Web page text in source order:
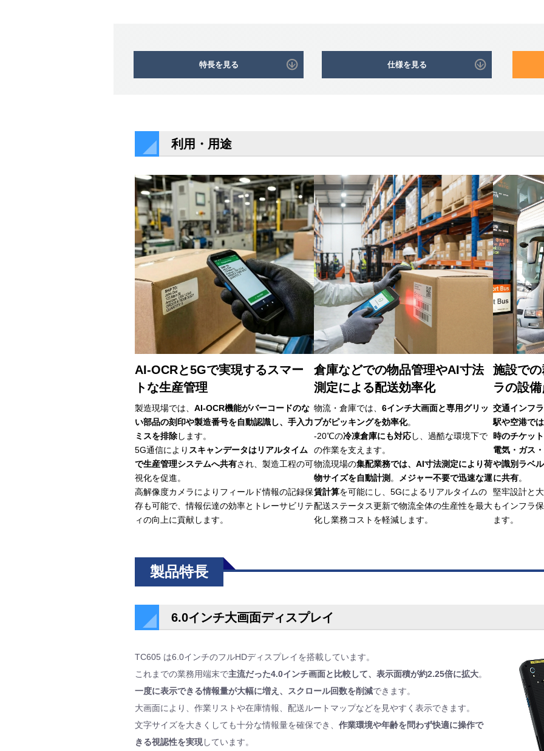
特長を見る 仕様を見る
利用・用途
AI-OCRと5Gで実現するスマー
トな生産管理
製造現場では、 AI-OCR機能がバーコードのな
い部品の刻印や製造番号を自動認識し、手入力
ミスを排除します。
5G通信により スキャンデータはリアルタイム
で生産管理システムへ共有され、製造工程の可
視化を促進。
高解像度カメラによりフィールド情報の記録保
存も可能で、情報伝達の効率とトレーサビリテ
ィの向上に貢献します。
倉庫などでの物品管理やAI寸法
測定による配送効率化
物流・倉庫では、 6インチ大画面と専用グリッ
プがピッキングを効率化。
-20℃の冷凍倉庫にも対応し、過酷な環境下で
の作業を支えます。
物流現場の集配業務では、AI寸法測定により荷
物サイズを自動計測 。
メジャー不要で迅速な運
賃計算を可能にし、5Gによるリアルタイムの
配送ステータス更新で物流全体の生産性を最大
化し業務コストを軽減します。
施設で
ラの設
交通インフ
駅や空港で
時のチケッ
電気・ガス
や識別ラベ
に共有。
堅牢設計と
もインフラ
ます。
製品特長
6.0インチ大画面ディスプレイ
TC605 は6.0インチのフルHDディスプレイを搭載しています。
これまでの業務用端末で主流だった4.0インチ画面と比較して、表示面積が約2.25倍に拡大。
一度に表示できる情報量が大幅に増え、スクロール回数を削減できます。
大画面により、作業リストや在庫情報、配送ルートマップなどを見やすく表示できます。
文字サイズを大きくしても十分な情報量を確保でき、 作業環境や年齢を問わず快適に操作で
きる視認性を実現しています。